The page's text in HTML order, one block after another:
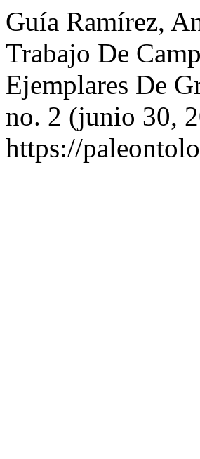
Guía Ramírez,
Trabajo De
Ejemplares De
no. 2 (junio 30,
https://